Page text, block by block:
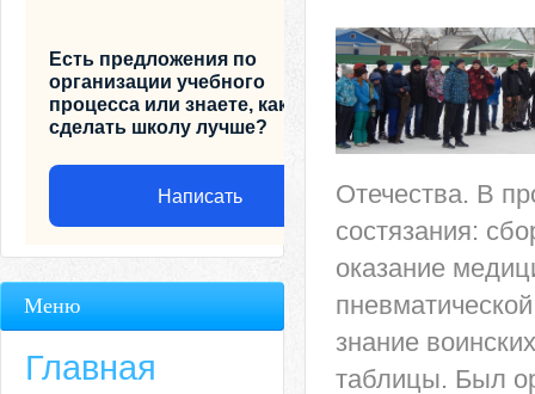
Отечества. В
состязания:
оказание
знание
таблицы. Был
Есть предложения по
организации учебного
процесса или знаете, как
сделать школу лучше?
Написать
Меню
Главная